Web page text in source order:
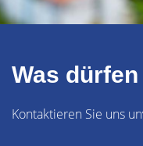
Was
Kontaktieren Sie uns